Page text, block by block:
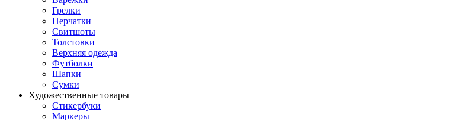
Грелки
Перчатки
Свитшоты
Толстовки
Верхняя одежда
Футболки
Шапки
Сумки
Художественные товары
Стикербуки
Маркеры